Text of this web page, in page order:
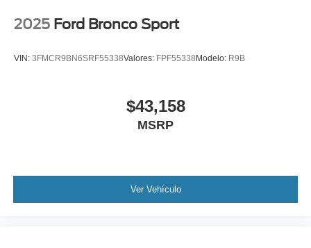
2025 Ford Bronco Sport
VIN: 3FMCR9BN6SRF55338Valores: FPF55338 Modelo: R9B
$43,158
MSRP
Ver Vehículo